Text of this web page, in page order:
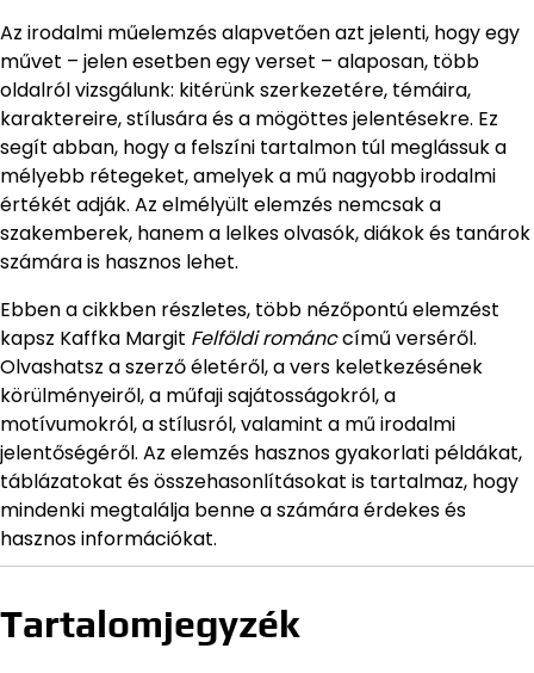
Az irodalmi műelemzés alapvetően azt jelenti, hogy egy
művet – jelen esetben egy verset – alaposan, több
oldalról vizsgálunk: kitérünk szerkezetére, témáira,
karaktereire, stílusára és a mögöttes jelentésekre. Ez
segít abban, hogy a felszíni tartalmon túl meglássuk a
mélyebb rétegeket, amelyek a mű nagyobb irodalmi
értékét adják. Az elmélyült elemzés nemcsak a
szakemberek, hanem a lelkes olvasók, diákok és tanárok
számára is hasznos lehet.
Ebben a cikkben részletes, több nézőpontú elemzést
kapsz Kaffka Margit Felföldi románccímű verséről.
Olvashatsz a szerző életéről, a vers keletkezésének
körülményeiről, a műfaji sajátosságokról, a
motívumokról, a stílusról, valamint a mű irodalmi
jelentőségéről. Az elemzés hasznos gyakorlati példákat,
táblázatokat és összehasonlításokat is tartalmaz, hogy
mindenki megtalálja benne a számára érdekes és
hasznos információkat.
Tartalomjegyzék